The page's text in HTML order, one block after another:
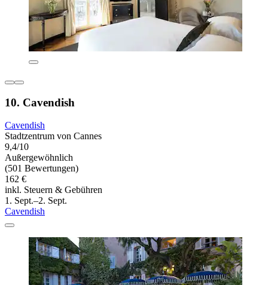
10. Cavendish
Cavendish
Stadtzentrum von Cannes
9,4/10
Außergewöhnlich
(501 Bewertungen)
162 €
inkl. Steuern & Gebühren
1. Sept.–2. Sept.
Cavendish